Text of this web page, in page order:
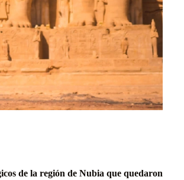
de la región de Nubia que quedaron